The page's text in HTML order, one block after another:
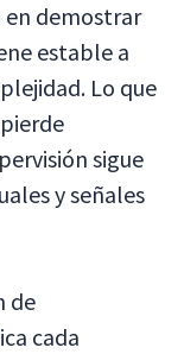
en demostrar
estable a
Lo que
sigue
y señales
de
cada